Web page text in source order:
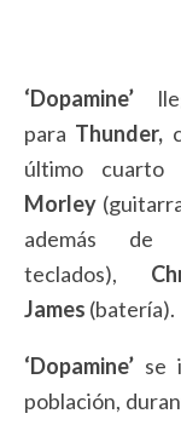
‘Dopamine’
para Thunder,
último
Morley
además de
teclados),
James (batería).
‘Dopamine’ se
población,